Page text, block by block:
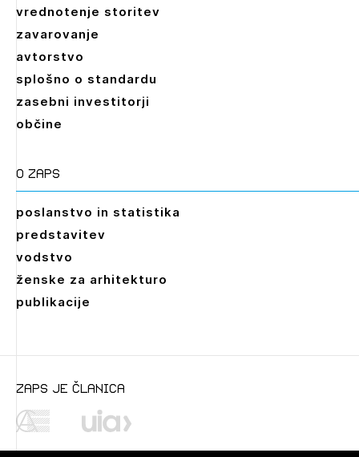
vrednotenje storitev
zavarovanje
avtorstvo
splošno o standardu
zasebni investitorji
občine
O zaps
poslanstvo in statistika
predstavitev
vodstvo
ženske za arhitekturo
publikacije
zaps je članica